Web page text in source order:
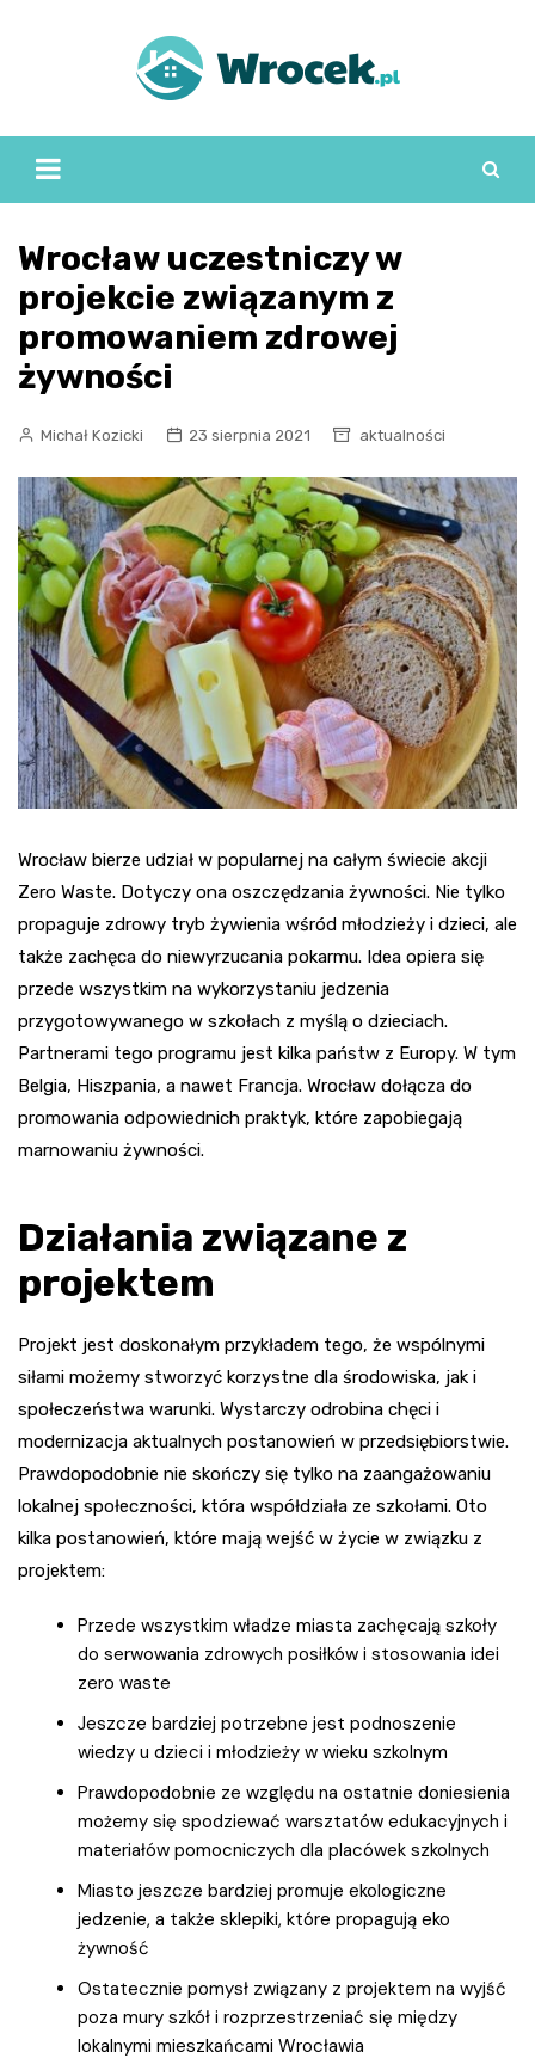
Wrocław uczestniczy w
projekcie związanym z
promowaniem zdrowej
żywności
Michał Kozicki 23 sierpnia 2021 aktualności
Wrocław bierze udział w popularnej na całym świecie akcji
Zero Waste. Dotyczy ona oszczędzania żywności. Nie tylko
propaguje zdrowy tryb żywienia wśród młodzieży i dzieci, ale
także zachęca do niewyrzucania pokarmu. Idea opiera się
przede wszystkim na wykorzystaniu jedzenia
przygotowywanego w szkołach z myślą o dzieciach.
Partnerami tego programu jest kilka państw z Europy. W tym
Belgia, Hiszpania, a nawet Francja. Wrocław dołącza do
promowania odpowiednich praktyk, które zapobiegają
marnowaniu żywności.
Działania związane z
projektem
Projekt jest doskonałym przykładem tego, że wspólnymi
siłami możemy stworzyć korzystne dla środowiska, jak i
społeczeństwa warunki. Wystarczy odrobina chęci i
modernizacja aktualnych postanowień w przedsiębiorstwie.
Prawdopodobnie nie skończy się tylko na zaangażowaniu
lokalnej społeczności, która współdziała ze szkołami. Oto
kilka postanowień, które mają wejść w życie w związku z
projektem:
Przede wszystkim władze miasta zachęcają szkoły
do serwowania zdrowych posiłków i stosowania idei
zero waste
Jeszcze bardziej potrzebne jest podnoszenie
wiedzy u dzieci i młodzieży w wieku szkolnym
Prawdopodobnie ze względu na ostatnie doniesienia
możemy się spodziewać warsztatów edukacyjnych i
materiałów pomocniczych dla placówek szkolnych
Miasto jeszcze bardziej promuje ekologiczne
jedzenie, a także sklepiki, które propagują eko
żywność
Ostatecznie pomysł związany z projektem na wyjść
poza mury szkół i rozprzestrzeniać się między
lokalnymi mieszkańcami Wrocławia